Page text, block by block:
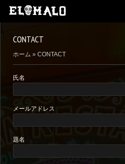
CIGAR
INSTAGRAM
CONTACT
ホーム » CONTACT
氏名
メールアドレス
題名